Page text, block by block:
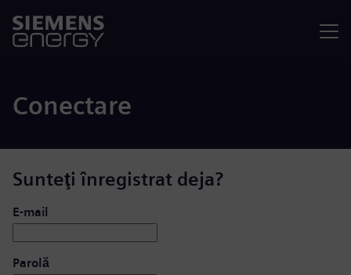
Conectare
Sunteţi înregistrat deja?
Conectare: utilizator și parolă
E-mail
Parolă